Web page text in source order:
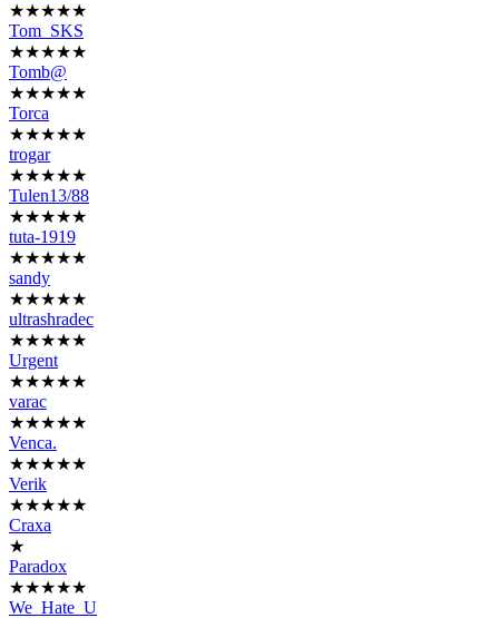
★★★★★
Tom_SKS
★★★★★
Tomb@
★★★★★
Torca
★★★★★
trogar
★★★★★
Tulen13/88
★★★★★
tuta-1919
★★★★★
sandy
★★★★★
ultrashradec
★★★★★
Urgent
★★★★★
varac
★★★★★
Venca.
★★★★★
Verik
★★★★★
Craxa
★
Paradox
★★★★★
We_Hate_U